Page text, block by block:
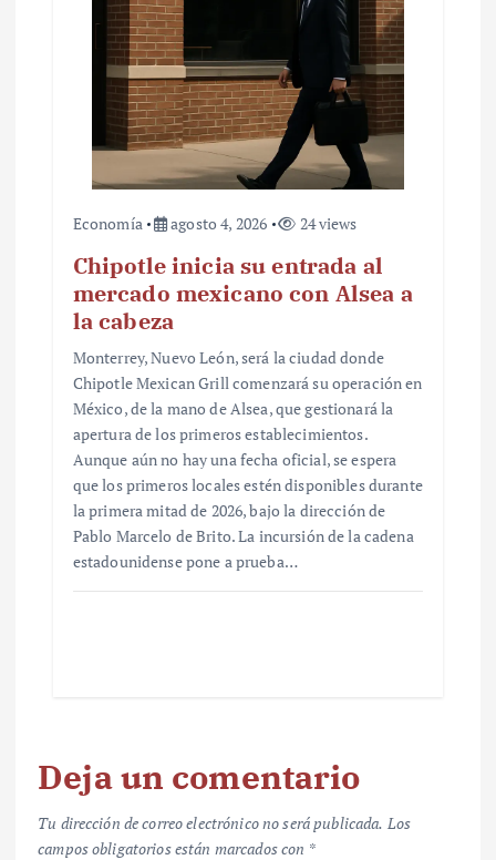
Economía agosto 4, 2026 24 views
Chipotle inicia su entrada al
mercado mexicano con Alsea a
la cabeza
Monterrey, Nuevo León, será la ciudad donde
Chipotle Mexican Grill comenzará su operación en
México, de la mano de Alsea, que gestionará la
apertura de los primeros establecimientos.
Aunque aún no hay una fecha oficial, se espera
que los primeros locales estén disponibles durante
la primera mitad de 2026, bajo la dirección de
Pablo Marcelo de Brito. La incursión de la cadena
estadounidense pone a prueba…
Deja un comentario
Tu dirección de correo electrónico no será publicada. Los
campos obligatorios están marcados con *